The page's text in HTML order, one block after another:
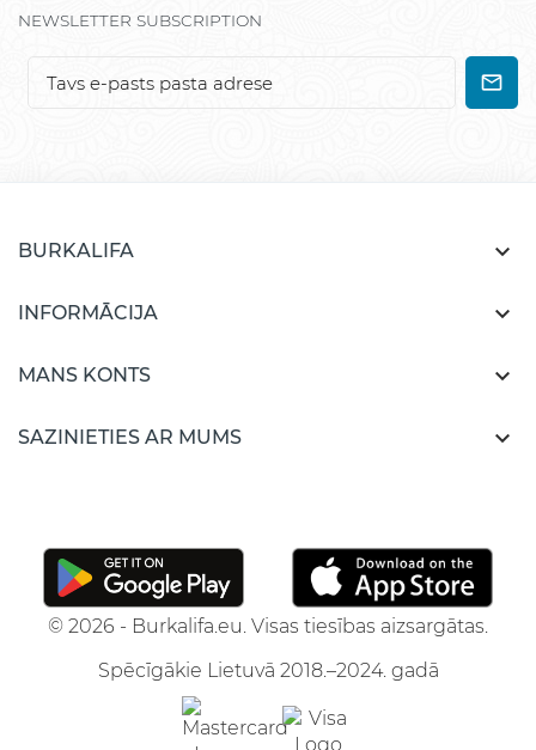
NEWSLETTER SUBSCRIPTION
BURKALIFA 
INFORMĀCIJA 
MANS KONTS 
SAZINIETIES AR MUMS 
© 2026 - Burkalifa.eu. Visas tiesības aizsargātas.
Spēcīgākie Lietuvā 2018.–2024. gadā